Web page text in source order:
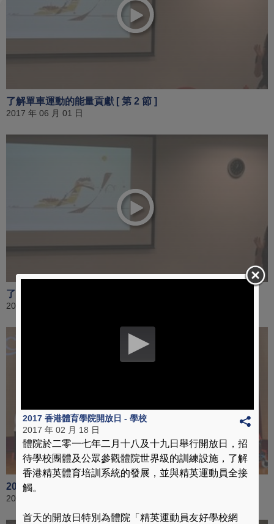
了解單車運動的能量貢獻 [ 第 2 節 ]
2017 年 06 月 01 日
了解單車運動的能量貢獻 [ 第 3 節 ]
2017 年 06 月 01 日
2016 賽馬會香港優秀教練選舉頒獎典禮
2017 年 04 月 30 日
2017 香港體育學院開放日 - 學校
2017 年 02 月 18 日
體院於二零一七年二月十八及十九日舉行開放日，招
待學校團體及公眾參觀體院世界級的訓練設施，了解
香港精英體育培訓系統的發展，並與精英運動員全接
觸。
首天的開放日特別為體院「精英運動員友好學校網